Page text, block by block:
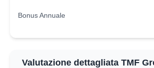
Bonus Annuale
Valutazione dettagliata TMF